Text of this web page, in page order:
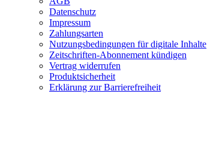
Datenschutz
Impressum
Zahlungsarten
Nutzungsbedingungen für digitale Inhalte
Zeitschriften-Abonnement kündigen
Vertrag widerrufen
Produktsicherheit
Erklärung zur Barrierefreiheit